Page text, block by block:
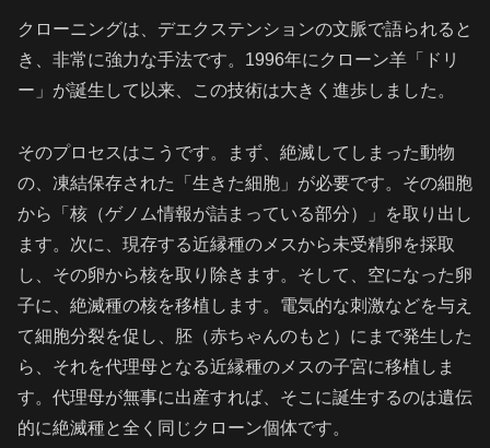
クローニングは、デエクステンションの文脈で語られると
き、非常に強力な手法です。1996年にクローン羊「ドリ
ー」が誕生して以来、この技術は大きく進歩しました。
そのプロセスはこうです。まず、絶滅してしまった動物
の、凍結保存された「生きた細胞」が必要です。その細胞
から「核（ゲノム情報が詰まっている部分）」を取り出し
ます。次に、現存する近縁種のメスから未受精卵を採取
し、その卵から核を取り除きます。そして、空になった卵
子に、絶滅種の核を移植します。電気的な刺激などを与え
て細胞分裂を促し、胚（赤ちゃんのもと）にまで発生した
ら、それを代理母となる近縁種のメスの子宮に移植しま
す。代理母が無事に出産すれば、そこに誕生するのは遺伝
的に絶滅種と全く同じクローン個体です。